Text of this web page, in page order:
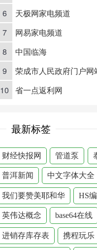
6
天极网家电频道
7
网易家电频道
8
中国临海
9
荣成市人民政府门户网
10
省一点返利网
最新标签
财经快报网 管道泵
普洱新闻 中文字体大全
我们要赞美耶和华 HS
英伟达概念 base64在线
进销存库存表 携程玩乐